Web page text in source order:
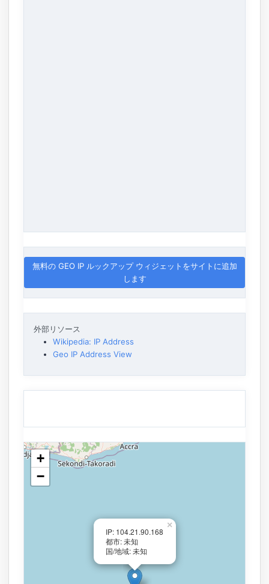
無料の GEO IP ルックアップ ウィジェットをサイトに追加
します
外部リソース
Wikipedia: IP Address
Geo IP Address View
IP: 104.21.90.168
都市: 未知
国/地域: 未知
×
+
−